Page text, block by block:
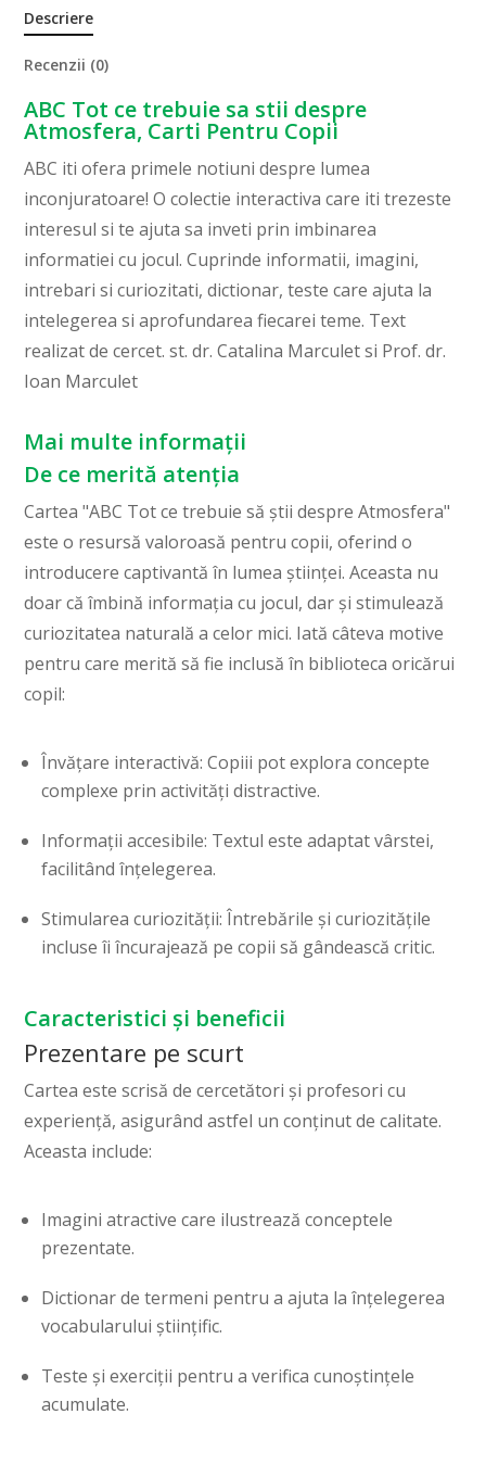
Descriere
Recenzii (0)
ABC Tot ce trebuie sa stii despre
Atmosfera, Carti Pentru Copii
ABC iti ofera primele notiuni despre lumea
inconjuratoare! O colectie interactiva care iti trezeste
interesul si te ajuta sa inveti prin imbinarea
informatiei cu jocul. Cuprinde informatii, imagini,
intrebari si curiozitati, dictionar, teste care ajuta la
intelegerea si aprofundarea fiecarei teme. Text
realizat de cercet. st. dr. Catalina Marculet si Prof. dr.
Ioan Marculet
Mai multe informații
De ce merită atenția
Cartea "ABC Tot ce trebuie să știi despre Atmosfera"
este o resursă valoroasă pentru copii, oferind o
introducere captivantă în lumea științei. Aceasta nu
doar că îmbină informația cu jocul, dar și stimulează
curiozitatea naturală a celor mici. Iată câteva motive
pentru care merită să fie inclusă în biblioteca oricărui
copil:
Învățare interactivă: Copiii pot explora concepte
complexe prin activități distractive.
Informații accesibile: Textul este adaptat vârstei,
facilitând înțelegerea.
Stimularea curiozității: Întrebările și curiozitățile
incluse îi încurajează pe copii să gândească critic.
Caracteristici și beneficii
Prezentare pe scurt
Cartea este scrisă de cercetători și profesori cu
experiență, asigurând astfel un conținut de calitate.
Aceasta include:
Imagini atractive care ilustrează conceptele
prezentate.
Dictionar de termeni pentru a ajuta la înțelegerea
vocabularului științific.
Teste și exerciții pentru a verifica cunoștințele
acumulate.